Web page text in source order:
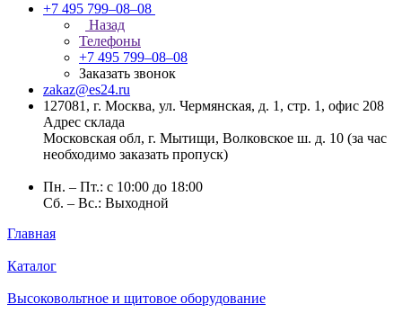
+7 495 799–08–08
Назад
Телефоны
+7 495 799–08–08
Заказать звонок
zakaz@es24.ru
127081, г. Москва, ул. Чермянская, д. 1, стр. 1, офис 208
Адрес склада
Московская обл, г. Мытищи, Волковское ш. д. 10 (за час
необходимо заказать пропуск)
Пн. – Пт.: с 10:00 до 18:00
Сб. – Вс.: Выходной
Главная
Каталог
Высоковольтное и щитовое оборудование